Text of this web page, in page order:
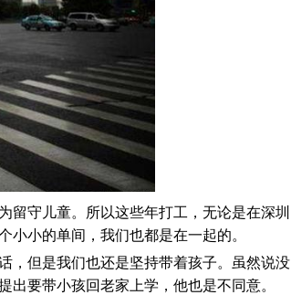
留守儿童。所以这些年打工，无论是在深圳
小的单间，我们也都是在一起的。
，但是我们也还是坚持带着孩子。虽然说没
要带小孩回老家上学，他也是不同意。